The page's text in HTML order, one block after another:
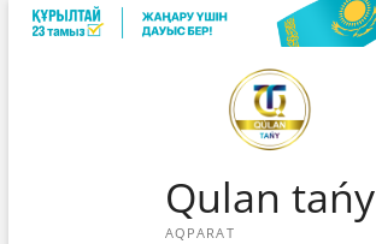
Skip
Qulan tańy
AQPARAT